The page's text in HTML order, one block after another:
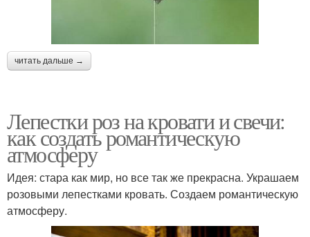
читать дальше →
Лепестки роз на кровати и свечи:
как создать романтическую
атмосферу
Идея: стара как мир, но все так же прекрасна. Украшаем
розовыми лепестками кровать. Создаем романтическую
атмосферу.